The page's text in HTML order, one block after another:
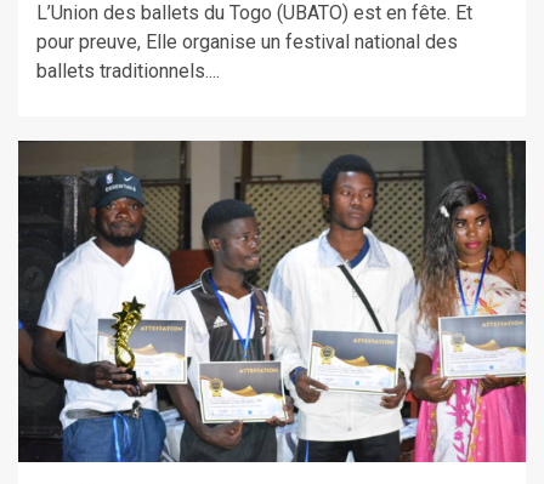
L’Union des ballets du Togo (UBATO) est en fête. Et
pour preuve, Elle organise un festival national des
ballets traditionnels....